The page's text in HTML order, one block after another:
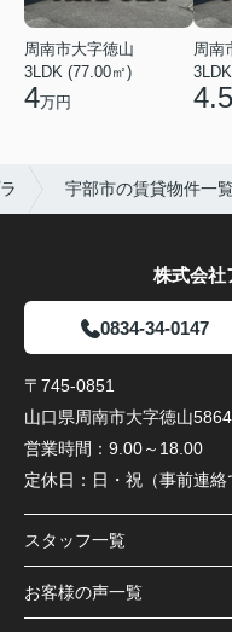
周南市大字徳山
3LDK (77.00㎡)
4万円
周南
4.5
宇部市の賃貸物件一
株式会社
0834-34-0147
〒745-0851
山口県周南市大字徳山
営業時間： 9.00～18.00
定休日： 日・祝（事前連
スタッフ一覧
お客様の声一覧